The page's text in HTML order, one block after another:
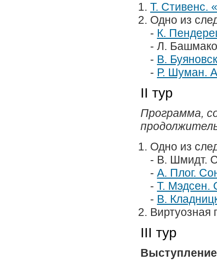
Т. Стивенс.
Одно из
- К.
- Л.
- В.
- Р. Шуман.
II тур
Программа,
Одно из
- В. Шмидт.
- А. Плог.
- Т. Мэдсен.
- В.
Виртуозная
III тур